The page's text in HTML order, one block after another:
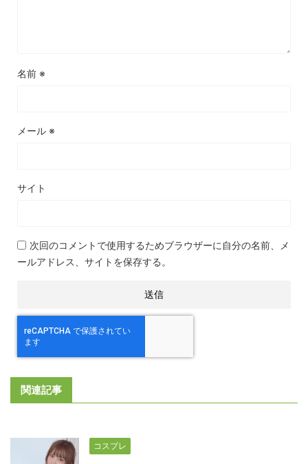
名前 ※
メール ※
サイト
次回のコメントで使用するためブラウザーに自分の名前、メ
ールアドレス、サイトを保存する。
関連記事
コスプレ